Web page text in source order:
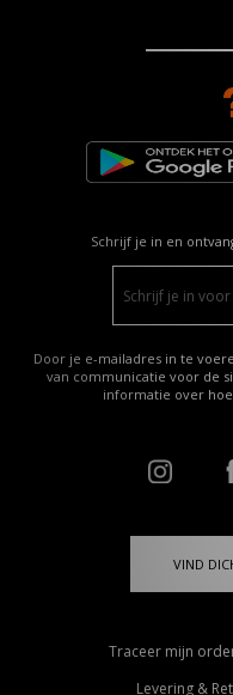
Schrijf je in en
Door je e-mailadres in te
van communicatie voor de
informatie over
VIND
Traceer mijn
Levering &